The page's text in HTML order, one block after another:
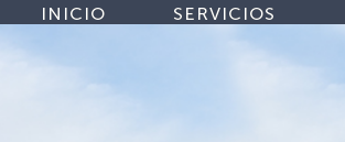
INICIO SERVICIOS